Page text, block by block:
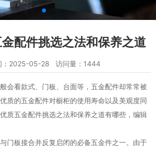
配件挑选之法和保养之道
：2025-05-28 访问量：1444
会看款式、门板、台面等，五金配件却常常被
质的五金配件对橱柜的使用寿命以及美观度同
质五金配件挑选之法和保养之道有哪些，编辑
板接合并反复启闭的必备五金件之一。由于